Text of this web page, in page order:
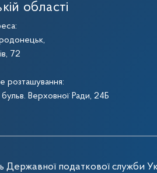
області
72
розташування:
Верховної Ради, 24Б
Державної податкової служби